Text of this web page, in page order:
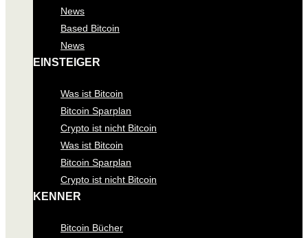
News
Based Bitcoin
News
EINSTEIGER
Was ist Bitcoin
Bitcoin Sparplan
Crypto ist nicht Bitcoin
Was ist Bitcoin
Bitcoin Sparplan
Crypto ist nicht Bitcoin
KENNER
Bitcoin Bücher